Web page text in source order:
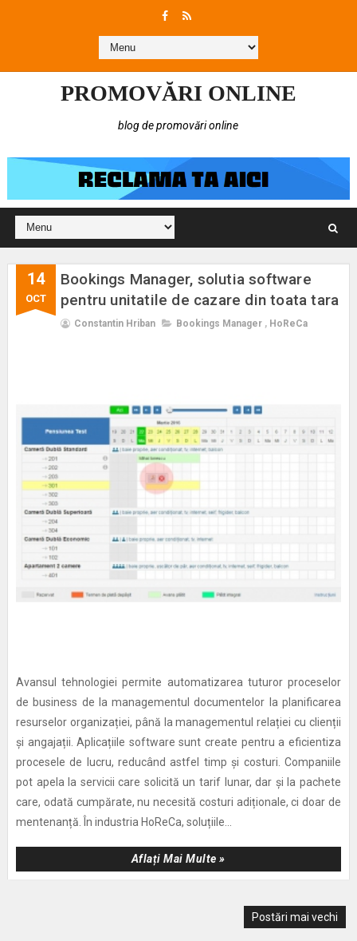
PROMOVĂRI ONLINE
blog de promovări online
14
OCT
Bookings Manager, solutia software
pentru unitatile de cazare din toata tara
Constantin Hriban Bookings Manager , HoReCa
Avansul tehnologiei permite automatizarea tuturor proceselor
de business de la managementul documentelor la planificarea
resurselor organizației, până la managementul relației cu clienții
și angajații. Aplicațiile software sunt create pentru a eficientiza
procesele de lucru, reducând astfel timp și costuri. Companiile
pot apela la servicii care solicită un tarif lunar, dar și la pachete
care, odată cumpărate, nu necesită costuri adiționale, ci doar de
mentenanță. În industria HoReCa, soluțiile...
Aflați Mai Multe »
Postări mai vechi